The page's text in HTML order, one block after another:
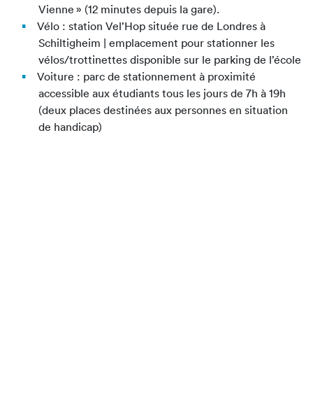
Vienne » (12 minutes depuis la gare).
Vélo : station Vel’Hop située rue de Londres à
Schiltigheim | emplacement pour stationner les
vélos/trottinettes disponible sur le parking de l’école
Voiture : parc de stationnement à proximité
accessible aux étudiants tous les jours de 7h à 19h
(deux places destinées aux personnes en situation
de handicap)